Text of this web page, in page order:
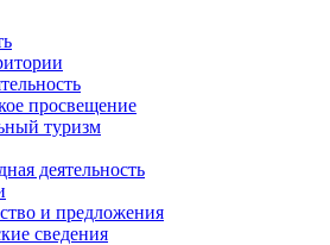
просвещение
туризм
деятельность
и предложения
сведения